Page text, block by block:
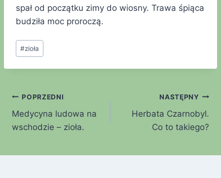
spał od początku zimy do wiosny. Trawa śpiąca
budziła moc proroczą.
#zioła
POPRZEDNI
Medycyna ludowa na
wschodzie – zioła.
NASTĘPNY
Herbata Czarnobyl.
Co to takiego?